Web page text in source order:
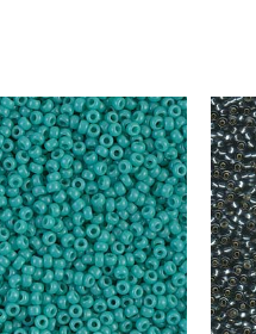
טווח
מחירים:
⁦8.00 ₪⁩
עד
⁦9.00 ₪⁩